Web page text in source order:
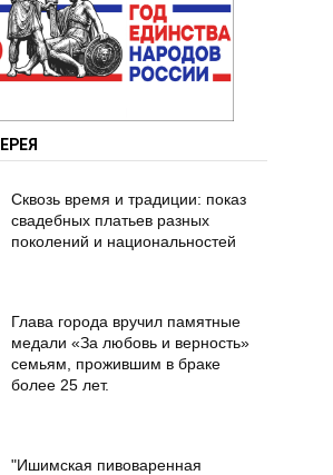
Сквозь время и традиции: показ
свадебных платьев разных
поколений и национальностей
Глава города вручил памятные
медали «За любовь и верность»
семьям, прожившим в браке
более 25 лет.
"Ишимская пивоваренная